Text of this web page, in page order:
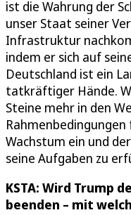
ist die Wahrung der
unser Staat seiner
Infrastruktur
indem er sich auf
Deutschland ist ein
tatkräftiger Hände.
Steine mehr in den
Wachstum ein und
seine Aufgaben zu
KSTA: Wird Trump
beenden – mit